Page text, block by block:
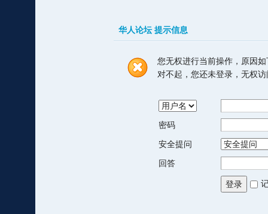
华人论坛 提示信息
您无权进行当前操作，原因如
对不起，您还未登录，无权
密码
安全提问
回答
登录